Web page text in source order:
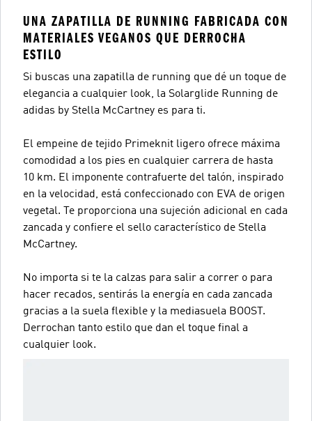
UNA ZAPATILLA DE RUNNING FABRICADA CON
MATERIALES VEGANOS QUE DERROCHA
ESTILO
Si buscas una zapatilla de running que dé un toque de
elegancia a cualquier look, la Solarglide Running de
adidas by Stella McCartney es para ti.
El empeine de tejido Primeknit ligero ofrece máxima
comodidad a los pies en cualquier carrera de hasta
10 km. El imponente contrafuerte del talón, inspirado
en la velocidad, está confeccionado con EVA de origen
vegetal. Te proporciona una sujeción adicional en cada
zancada y confiere el sello característico de Stella
McCartney.
No importa si te la calzas para salir a correr o para
hacer recados, sentirás la energía en cada zancada
gracias a la suela flexible y la mediasuela BOOST.
Derrochan tanto estilo que dan el toque final a
cualquier look.